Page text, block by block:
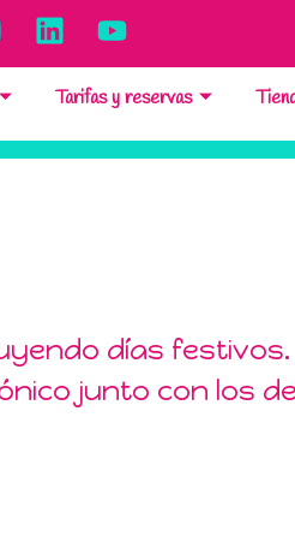
Tarifas y reservas
días festivos.
junto con los